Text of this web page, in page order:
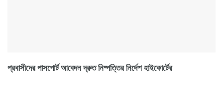
প্রবাসীদের পাসপোর্ট আবেদন দ্রুত নিষ্পত্তির নির্দেশ হাইকোর্টের